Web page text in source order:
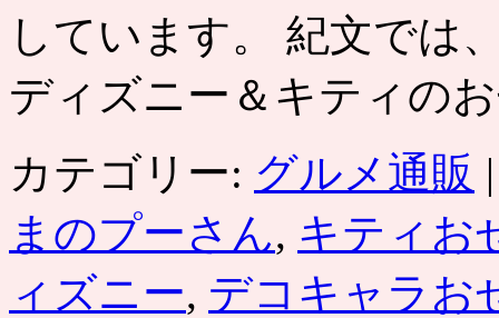
しています。 紀文では
ディズニー＆キティの
カテゴリー: グルメ通販 |
まのプーさん, キティお
ィズニー, デコキャラお